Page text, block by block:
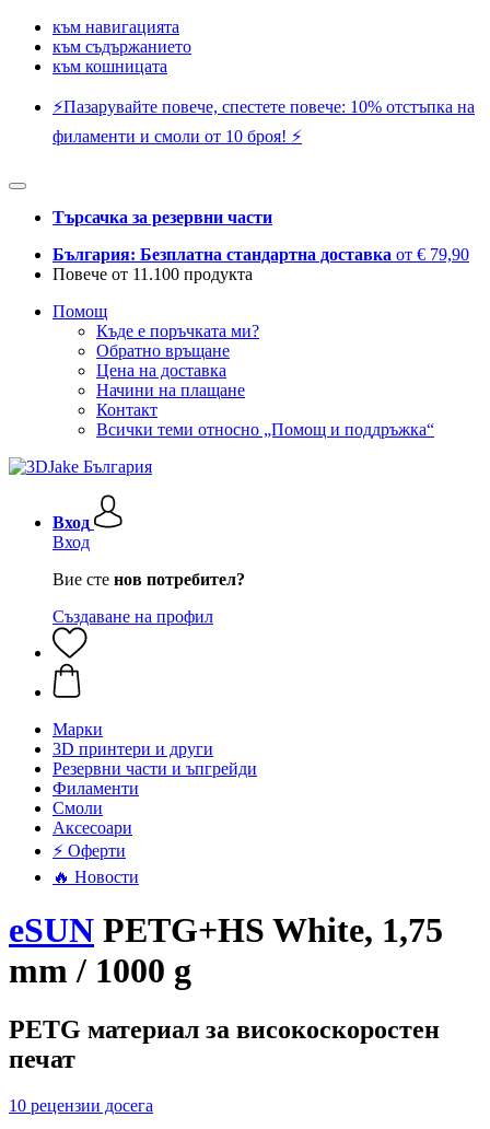
към навигацията
към съдържанието
към кошницата
⚡️Пазарувайте повече, спестете повече: 10% отстъпка на
филаменти и смоли от 10 броя! ⚡️
Търсачка за резервни части
България: Безплатна стандартна доставка от € 79,90
Повече от 11.100 продукта
Помощ
Къде е поръчката ми?
Обратно връщане
Цена на доставка
Начини на плащане
Контакт
Всички теми относно „Помощ и поддръжка“
Вход
Вход
Вие сте нов потребител?
Създаване на профил
Mарки
3D принтери и други
Резервни части и ъпгрейди
Филаменти
Смоли
Аксесоари
⚡ Оферти
🔥 Новости
eSUN PETG+HS White, 1,75
mm / 1000 g
PETG материал за високоскоростен
печат
10 рецензии досега